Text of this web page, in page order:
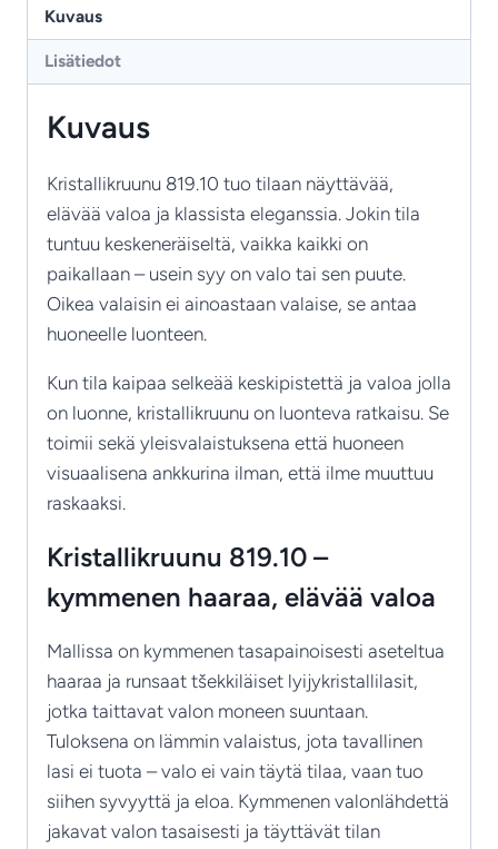
10-
haarainen
kristallivalaisin
Kuvaus
Lisätiedot
Kuvaus
Kristallikruunu 819.10 tuo tilaan näyttävää,
elävää valoa ja klassista eleganssia. Jokin tila
tuntuu keskeneräiseltä, vaikka kaikki on
paikallaan – usein syy on valo tai sen puute.
Oikea valaisin ei ainoastaan valaise, se antaa
huoneelle luonteen.
Kun tila kaipaa selkeää keskipistettä ja valoa jolla
on luonne, kristallikruunu on luonteva ratkaisu. Se
toimii sekä yleisvalaistuksena että huoneen
visuaalisena ankkurina ilman, että ilme muuttuu
raskaaksi.
Kristallikruunu 819.10 –
kymmenen haaraa, elävää valoa
Mallissa on kymmenen tasapainoisesti aseteltua
haaraa ja runsaat tšekkiläiset lyijykristallilasit,
jotka taittavat valon moneen suuntaan.
Tuloksena on lämmin valaistus, jota tavallinen
lasi ei tuota – valo ei vain täytä tilaa, vaan tuo
siihen syvyyttä ja eloa. Kymmenen valonlähdettä
jakavat valon tasaisesti ja täyttävät tilan